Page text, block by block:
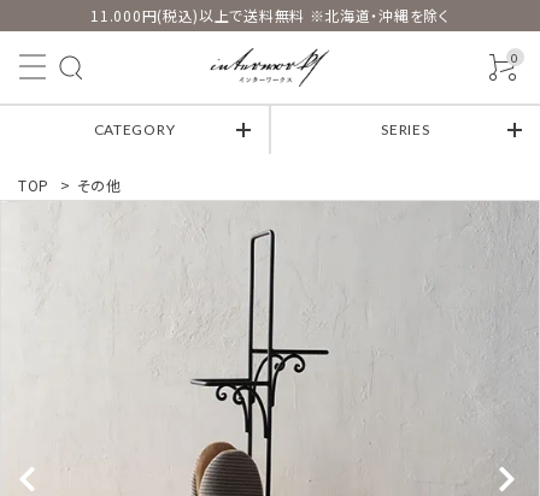
11.000円(税込)以上で送料無料 ※北海道・沖縄を除く
0
CATEGORY SERIES
TOP > その他